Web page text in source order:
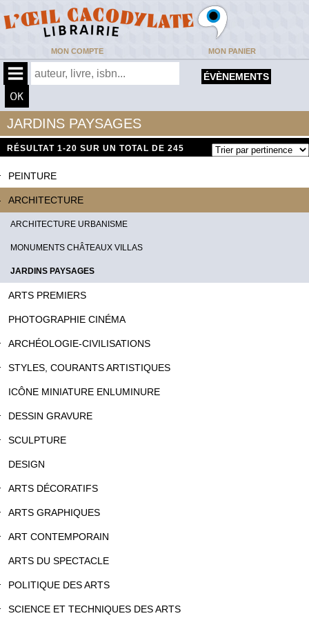
MON COMPTE MON PANIER
ÉVÈNEMENTS
JARDINS PAYSAGES
RÉSULTAT 1-20 SUR UN TOTAL DE 245
PEINTURE
ARCHITECTURE
ARCHITECTURE URBANISME
MONUMENTS CHÂTEAUX VILLAS
JARDINS PAYSAGES
ARTS PREMIERS
PHOTOGRAPHIE CINÉMA
ARCHÉOLOGIE-CIVILISATIONS
STYLES, COURANTS ARTISTIQUES
ICÔNE MINIATURE ENLUMINURE
DESSIN GRAVURE
SCULPTURE
DESIGN
ARTS DÉCORATIFS
ARTS GRAPHIQUES
ART CONTEMPORAIN
ARTS DU SPECTACLE
POLITIQUE DES ARTS
SCIENCE ET TECHNIQUES DES ARTS